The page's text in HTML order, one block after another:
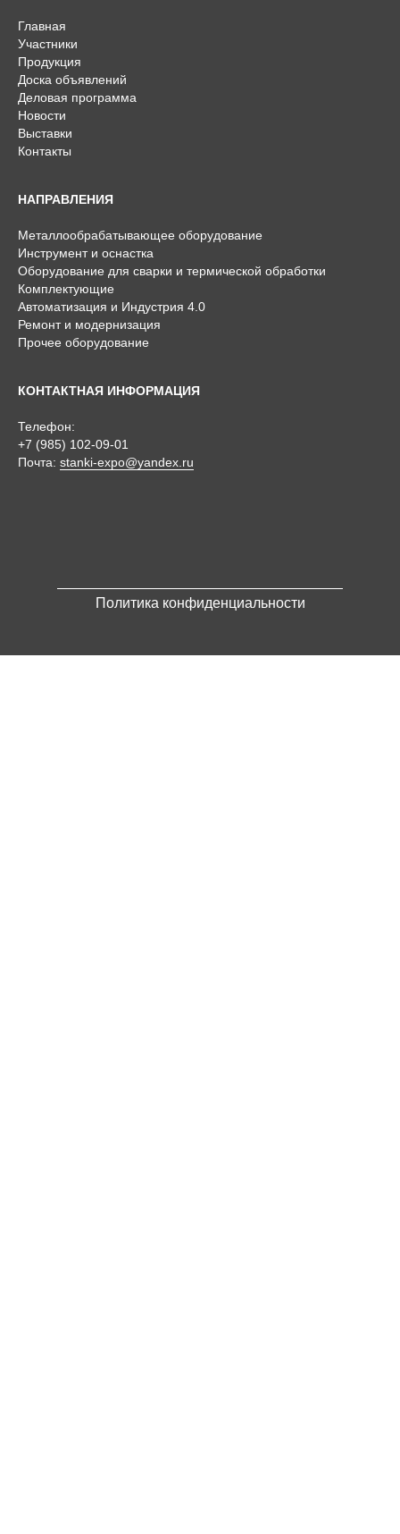
Главная
Участники
Продукция
Доска объявлений
Деловая программа
Новости
Выставки
Контакты
НАПРАВЛЕНИЯ
Металлообрабатывающее оборудование
Инструмент и оснастка
Оборудование для сварки и термической обработки
Комплектующие
Автоматизация и Индустрия 4.0
Ремонт и модернизация
Прочее оборудование
КОНТАКТНАЯ ИНФОРМАЦИЯ
Телефон:
+7 (985) 102-09-01
Почта: stanki-expo@yandex.ru
Политика конфиденциальности